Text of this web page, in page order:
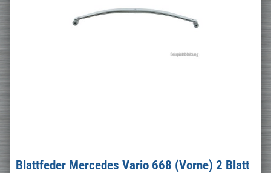
Blattfeder Mercedes Vario 668 (Vorne) 2 Blatt